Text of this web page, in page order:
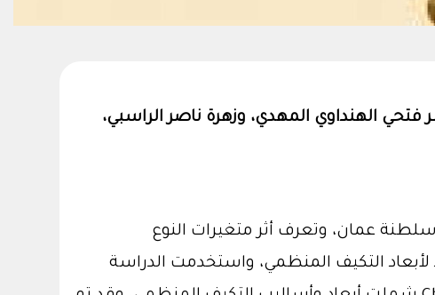
الهنداوي المهدي، وزهرة ناصر الراسبي،
عمان، وتعرف أثر متغيرات النوع
لأبعاد التكيف المنظمي، واستخدمت الدراسة